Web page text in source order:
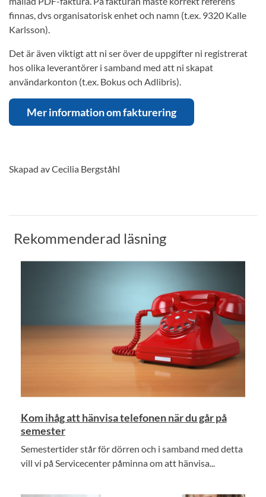
finnas, dvs organisatorisk enhet och namn (t.ex. 9320 Kalle
Karlsson).
Det är även viktigt att ni ser över de uppgifter ni registrerat
hos olika leverantörer i samband med att ni skapat
användarkonton (t.ex. Bokus och Adlibris).
Mer information om fakturering
Skapad av Cecilia Bergståhl
Rekommenderad läsning
Kom ihåg att hänvisa telefonen när du går på
semester
Semestertider står för dörren och i samband med detta
vill vi på Servicecenter påminna om att hänvisa...